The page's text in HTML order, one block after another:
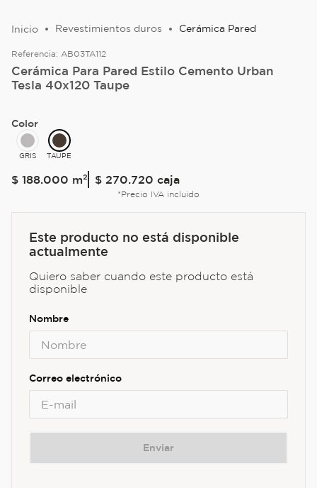
Revestimientos duros Cerámica Pared
Referencia: AB03TA112
Cerámica Para Pared Estilo Cemento Urban
Tesla 40x120 Taupe
Color
GRIS TAUPE
$ 188.000 m² $ 270.720 caja
*Precio IVA incluido
Este producto no está disponible
actualmente
Quiero saber cuando este producto está
disponible
Enviar